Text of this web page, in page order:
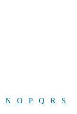
N O P Q R
S